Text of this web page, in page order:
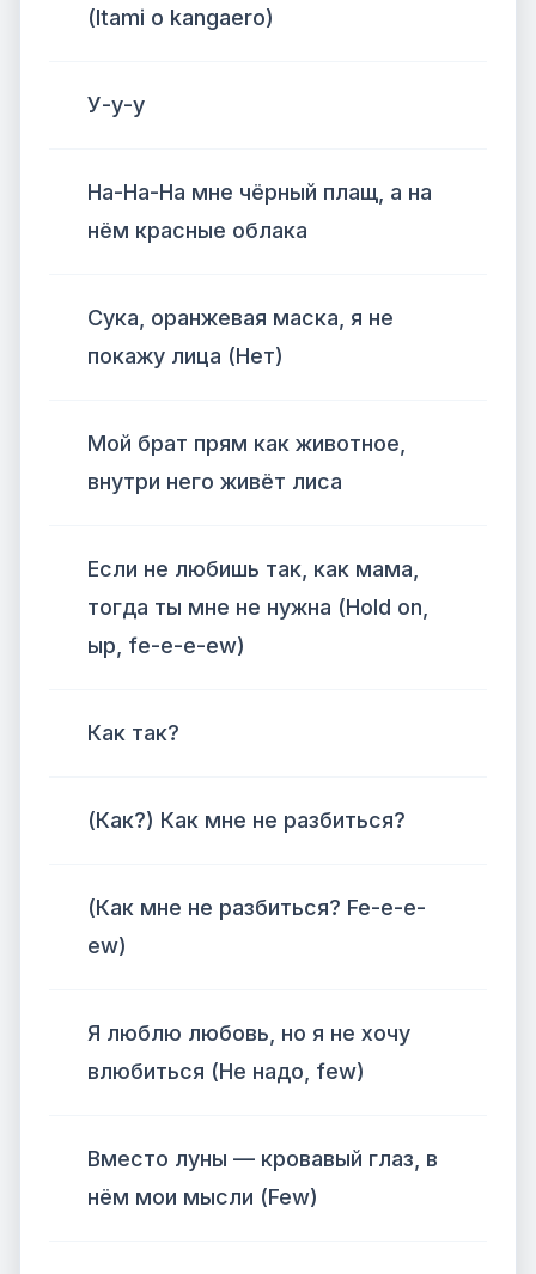
(Itami o kangaero)
У-у-у
На-На-На мне чёрный плащ, а на
нём красные облака
Сука, оранжевая маска, я не
покажу лица (Нет)
Мой брат прям как животное,
внутри него живёт лиса
Если не любишь так, как мама,
тогда ты мне не нужна (Hold on,
ыр, fe-e-e-ew)
Как так?
(Как?) Как мне не разбиться?
(Как мне не разбиться? Fe-e-e-
ew)
Я люблю любовь, но я не хочу
влюбиться (Не надо, few)
Вместо луны — кровавый глаз, в
нём мои мысли (Few)